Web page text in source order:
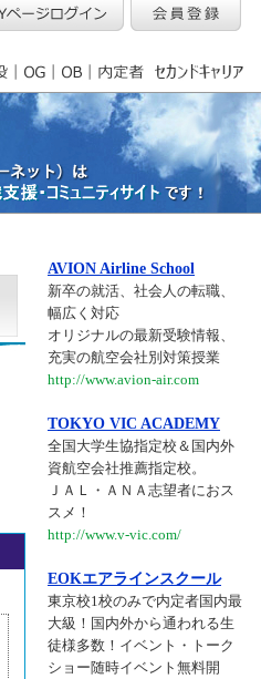
AVION Airline School
新卒の就活、社会人の転職、
幅広く対応
オリジナルの最新受験情報、
充実の航空会社別対策授業
http://www.avion-air.com
TOKYO VIC ACADEMY
全国大学生協指定校＆国内外
資航空会社推薦指定校。
ＪＡＬ・ＡＮＡ志望者におス
スメ！
http://www.v-vic.com/
EOKエアラインスクール
東京校1校のみで内定者国内最
大級！国内外から通われる生
徒様多数！イベント・トーク
ショー随時イベント無料開